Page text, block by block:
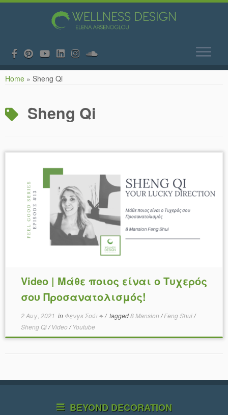
Skip
Home » Sheng Qi
Sheng Qi
Video | Μάθε ποιος είναι ο Τυχερός
σου Προσανατολισμός!
2 Αυγ, 2021 in Φενγκ Σούι ♣/ tagged8 Mansion /Feng Shui/
Sheng Qi/Video /Youtube
BEYOND DECORATION